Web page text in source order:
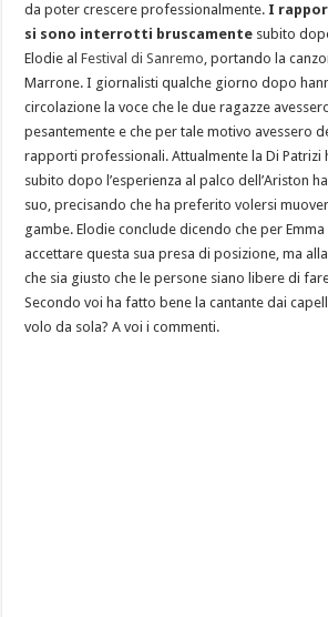
da poter crescere professionalmente. I
si sono interrotti bruscamente subito
Elodie alFestival di Sanremo, portando la
Marrone. I giornalisti qualche giorno dopo
circolazione la voce che le due ragazze
pesantemente e che per tale motivo avessero
rapporti professionali. Attualmente la Di Patrizi
subito dopo l’esperienza al palco dell’Ariston
suo, precisando che ha preferito volersi
gambe. Elodie conclude dicendo che per
accettare questa sua presa di posizione, ma
che sia giusto che le persone siano libere di
Secondo voi ha fatto bene la cantante dai
volo da sola? A voi i commenti.